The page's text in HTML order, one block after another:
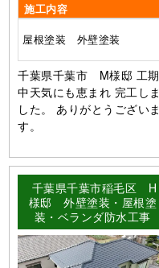
施工内容
屋根塗装 外壁塗装
千葉県千葉市 M様邸 工期
中天気にも恵まれ 完工しま
した。 ありがとうございま
す。
千葉県千葉市稲毛区 H
様邸 外壁塗装・屋根塗
装・ベランダ防水工事